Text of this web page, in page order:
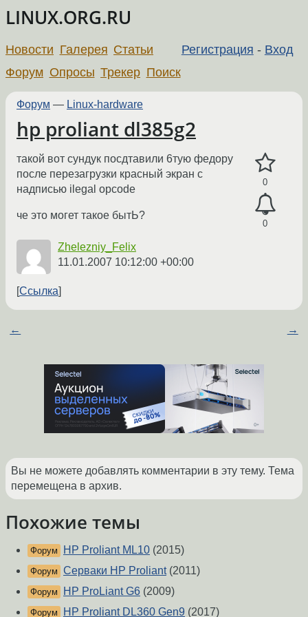
LINUX.ORG.RU
Регистрация - Вход
Новости Галерея Статьи
Форум Опросы Трекер Поиск
Форум — Linux-hardware
hp proliant dl385g2
0
0
такой вот сундук посдтавили 6тую федору
после перезагрузки красный экран с
надписью ilegal opcode
че это могет такое бытЬ?
Zhelezniy_Felix
11.01.2007 10:12:00 +00:00
Ссылка
← →
Вы не можете добавлять комментарии в эту тему. Тема
перемещена в архив.
Похожие темы
Форум HP Proliant ML10 (2015)
Форум Серваки HP Proliant(2011)
Форум HP ProLiant G6 (2009)
Форум HP Proliant DL360 Gen9 (2017)